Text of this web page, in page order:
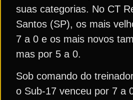
suas categorias. No CT
Santos (SP), os mais
7 a 0 e os mais novos
mas por 5 a 0.
Sob comando do
o Sub-17 venceu por 7 a